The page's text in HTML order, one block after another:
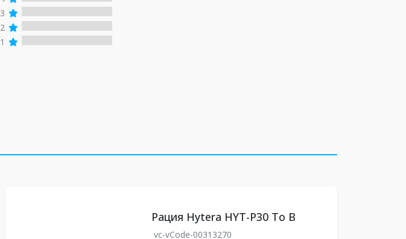
3
2
1
Рация Hytera HYT-P30 To B
vc-vCode-00313270